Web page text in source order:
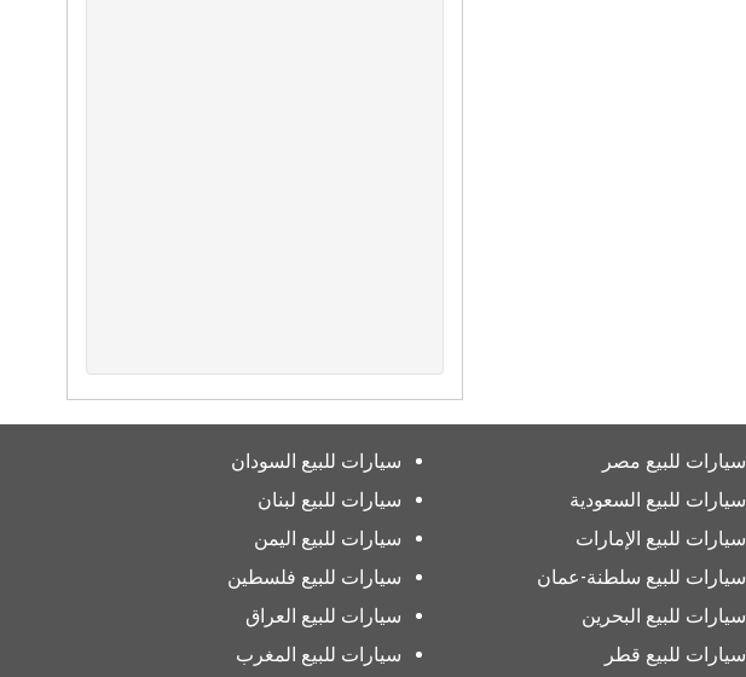
سيارات للبيع مصر
سيارات للبيع السعودية
سيارات للبيع الإمارات
سيارات للبيع سلطنة-عمان
سيارات للبيع البحرين
سيارات للبيع قطر
سيارات للبيع السودان
سيارات للبيع لبنان
سيارات للبيع اليمن
سيارات للبيع فلسطين
سيارات للبيع العراق
سيارات للبيع المغرب